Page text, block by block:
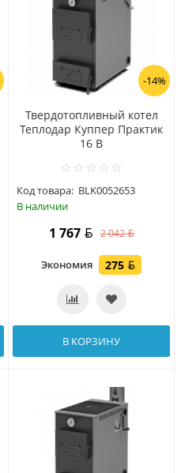
-14%
Твердотопливный котел
Теплодар Куппер Практик
16 В
Код товара: BLK0052653
В наличии
1 767 2 042
Экономия 275
В КОРЗИНУ